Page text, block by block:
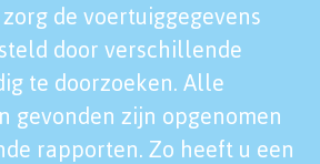
de voertuiggegevens
door verschillende
te doorzoeken. Alle
gevonden zijn opgenomen
rapporten. Zo heeft u een